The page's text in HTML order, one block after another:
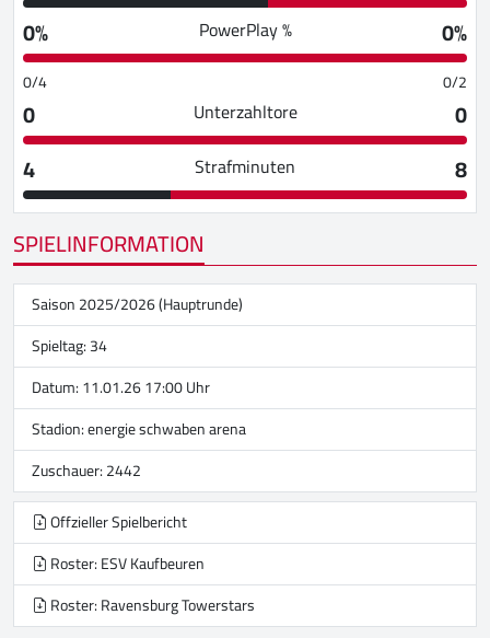
0%
PowerPlay % 0%
0/4 0/2
0 Unterzahltore
0
4
Strafminuten
8
SPIELINFORMATION
Saison 2025/2026 (Hauptrunde)
Spieltag: 34
Datum: 11.01.26 17:00 Uhr
Stadion:energie schwaben arena
Zuschauer: 2442
Offzieller Spielbericht
Roster: ESV Kaufbeuren
Roster: Ravensburg Towerstars